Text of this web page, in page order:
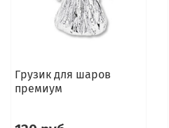
Грузик для шаров
премиум